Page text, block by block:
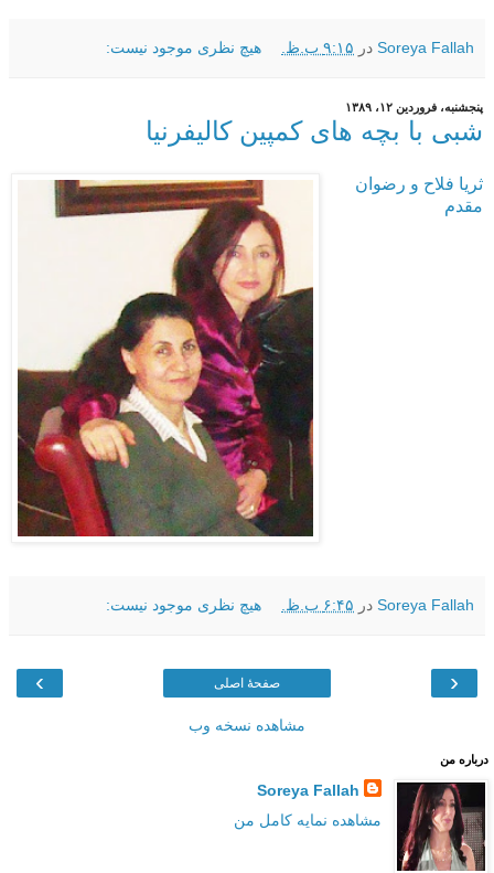
Soreya Fallah در ۹:۱۵ ب.ظ. هیچ نظری موجود نیست:
پنجشنبه، فروردین ۱۲، ۱۳۸۹
شبی با بچه های کمپین کالیفرنیا
ثریا فلاح و رضوان
مقدم
Soreya Fallah در ۶:۴۵ ب.ظ. هیچ نظری موجود نیست:
‹
› صفحهٔ اصلی
مشاهده نسخه وب
درباره من
Soreya Fallah
مشاهده نمایه کامل من